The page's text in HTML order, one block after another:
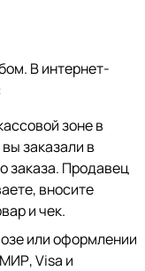
В интернет-
зоне в
заказали в
заказа. Продавец
вносите
и чек.
или оформлении
Visa и